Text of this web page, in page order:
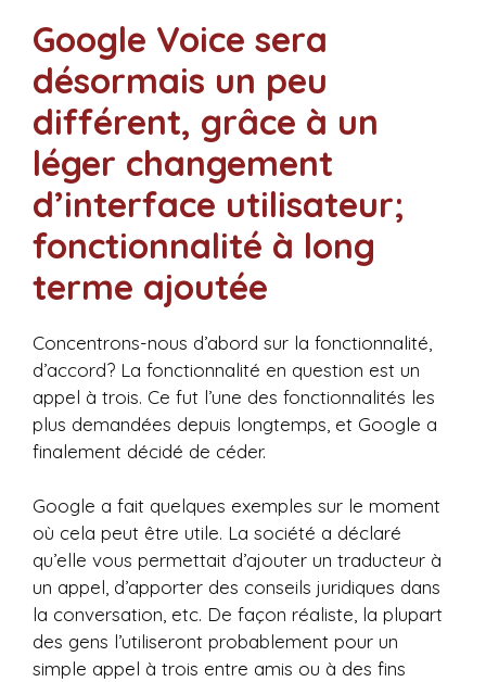
Google Voice sera
désormais un peu
différent, grâce à un
léger changement
d’interface utilisateur;
fonctionnalité à long
terme ajoutée
Concentrons-nous d’abord sur la fonctionnalité,
d’accord? La fonctionnalité en question est un
appel à trois. Ce fut l’une des fonctionnalités les
plus demandées depuis longtemps, et Google a
finalement décidé de céder.
Google a fait quelques exemples sur le moment
où cela peut être utile. La société a déclaré
qu’elle vous permettait d’ajouter un traducteur à
un appel, d’apporter des conseils juridiques dans
la conversation, etc. De façon réaliste, la plupart
des gens l’utiliseront probablement pour un
simple appel à trois entre amis ou à des fins